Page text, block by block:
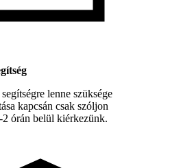
lenne szüksége
kapcsán csak szóljon
2 órán belül kiérkezünk.